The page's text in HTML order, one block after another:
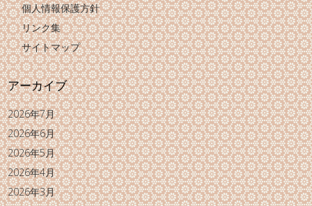
個人情報保護方針
リンク集
サイトマップ
アーカイブ
2026年7月
2026年6月
2026年5月
2026年4月
2026年3月